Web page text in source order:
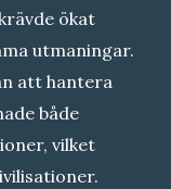
ökat
utmaningar.
att hantera
både
vilket